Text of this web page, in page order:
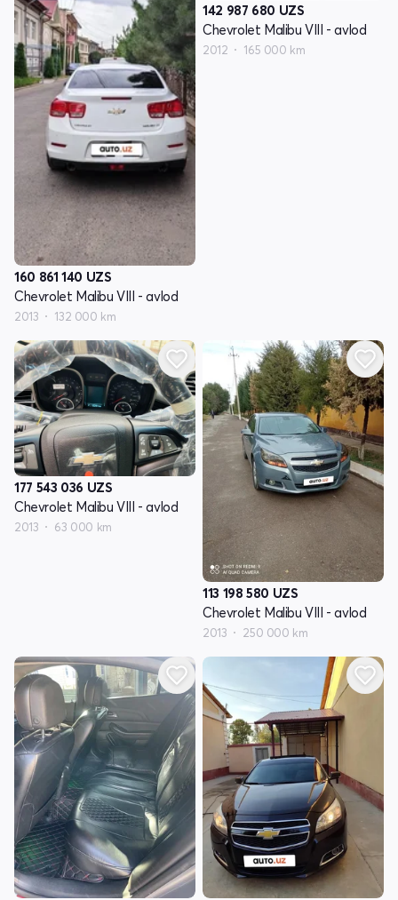
160 861 140 UZS
Chevrolet Malibu VIII - avlod
2013 132 000 km
142 987 680 UZS
Chevrolet Malibu VIII - avlod
2012 165 000 km
177 543 036 UZS
Chevrolet Malibu VIII - avlod
2013 63 000 km
113 198 580 UZS
Chevrolet Malibu VIII - avlod
2013 250 000 km